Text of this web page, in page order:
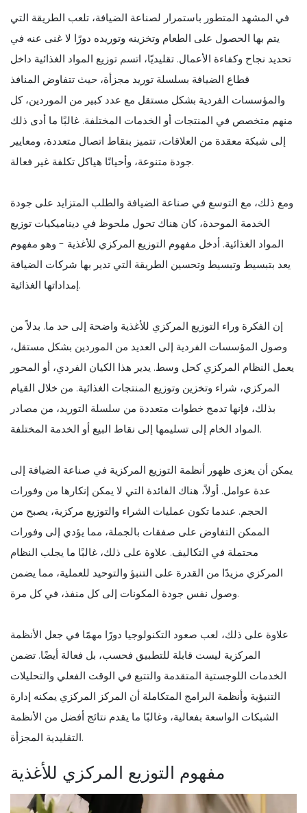
في المشهد المتطور باستمرار لصناعة الضيافة، تلعب الطريقة التي
يتم بها الحصول على الطعام وتخزينه وتوريده دورًا لا غنى عنه في
تحديد نجاح وكفاءة الأعمال. تقليديًا، اتسم توزيع المواد الغذائية داخل
قطاع الضيافة بسلسلة توريد مجزأة، حيث تتفاوض المنافذ
والمؤسسات الفردية بشكل مستقل مع عدد كبير من الموردين، كل
منهم متخصص في المنتجات أو الخدمات المختلفة. غالبًا ما أدى ذلك
إلى شبكة معقدة من العلاقات، تتميز بنقاط اتصال متعددة، ومعايير
جودة متنوعة، وأحيانًا هياكل تكلفة غير فعالة.
ومع ذلك، مع التوسع في صناعة الضيافة والطلب المتزايد على جودة
الخدمة الموحدة، كان هناك تحول ملحوظ في ديناميكيات توزيع
المواد الغذائية. أدخل مفهوم التوزيع المركزي للأغذية - وهو مفهوم
يعد بتبسيط وتبسيط وتحسين الطريقة التي تدير بها شركات الضيافة
إمداداتها الغذائية.
إن الفكرة وراء التوزيع المركزي للأغذية واضحة إلى حد ما. بدلاً من
وصول المؤسسات الفردية إلى العديد من الموردين بشكل مستقل،
يعمل النظام المركزي كحل وسط. يدير هذا الكيان الفردي، أو المحور
المركزي، شراء وتخزين وتوزيع المنتجات الغذائية. من خلال القيام
بذلك، فإنها تدمج خطوات متعددة من سلسلة التوريد، من مصادر
المواد الخام إلى تسليمها إلى نقاط البيع أو الخدمة المختلفة.
يمكن أن يعزى ظهور أنظمة التوزيع المركزية في صناعة الضيافة إلى
عدة عوامل. أولاً، هناك الفائدة التي لا يمكن إنكارها من وفورات
الحجم. عندما تكون عمليات الشراء والتوزيع مركزية، يصبح من
الممكن التفاوض على صفقات بالجملة، مما يؤدي إلى وفورات
محتملة في التكاليف. علاوة على ذلك، غالبًا ما يجلب النظام
المركزي مزيدًا من القدرة على التنبؤ والتوحيد للعملية، مما يضمن
وصول نفس جودة المكونات إلى كل منفذ، في كل مرة.
علاوة على ذلك، لعب صعود التكنولوجيا دورًا مهمًا في جعل الأنظمة
المركزية ليست قابلة للتطبيق فحسب، بل فعالة أيضًا. تضمن
الخدمات اللوجستية المتقدمة والتتبع في الوقت الفعلي والتحليلات
التنبؤية وأنظمة البرامج المتكاملة أن المركز المركزي يمكنه إدارة
الشبكات الواسعة بفعالية، وغالبًا ما يقدم نتائج أفضل من الأنظمة
التقليدية المجزأة.
مفهوم التوزيع المركزي للأغذية